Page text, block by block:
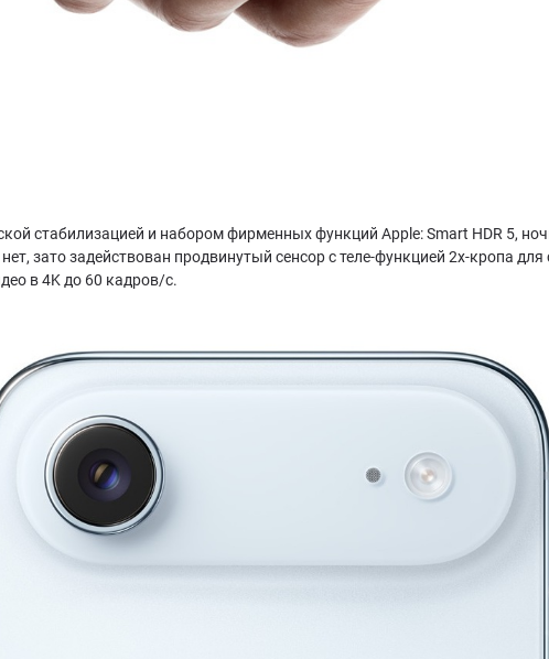
стабилизацией и набором фирменных функций Apple: Smart HDR 5,
зато задействован продвинутый сенсор с теле-функцией 2x-кропа
в 4K до 60 кадров/с.